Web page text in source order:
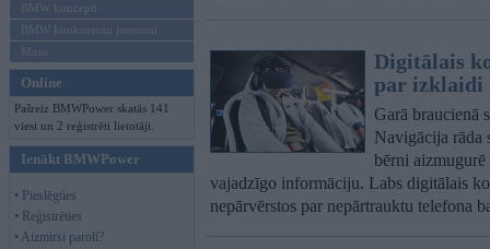
BMW koncepti
BMW konkurentu jaunumi
Moto
Online
Pašreiz BMWPower skatās 141
viesi un 2 reģistrēti lietotāji.
Ienākt BMWPower
• Pieslēgties
• Reģistrēties
• Aizmirsi paroli?
Digitālais
par izklaidi
Garā braucienā
Navigācija rāda
bērni
vajadzīgo informāciju. Labs digitālais
nepārvērstos par nepārtrauktu telefona